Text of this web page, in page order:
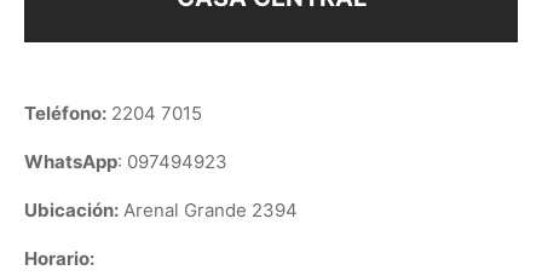
Teléfono: 2204 7015
WhatsApp: 097494923
Ubicación: Arenal Grande 2394
Horario: